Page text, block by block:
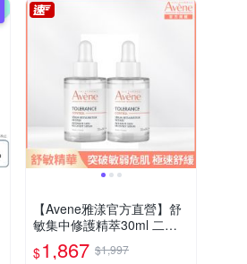
【Avene雅漾官方直營】舒
敏集中修護精萃30ml 二入
$1,867 $1,997